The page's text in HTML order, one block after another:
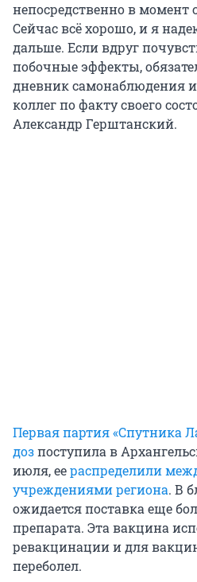
непосредственно в момент
Сейчас всё хорошо, и я
дальше. Если вдруг
побочные эффекты,
дневник самонаблюдения и
коллег по факту своего
Александр Герштанский.
Первая партия «Спутника
дозпоступила в
июля, еераспределили
учреждениями региона. В
ожидается поставка еще
препарата. Эта вакцина
ревакцинации и для
переболел.